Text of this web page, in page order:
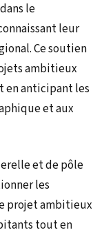
le
leur
Ce soutien
ambitieux
en anticipant les
et aux